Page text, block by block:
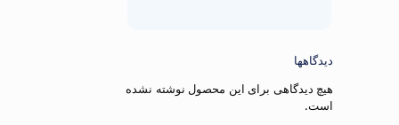
هیچ دیدگاهی برای این محصول نوشته نشده